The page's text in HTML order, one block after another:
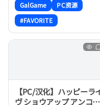
GalGame
PC资源
#FAVORITE
【PC/汉化】ハッピーラ
ヴ ショウアップ アンコー